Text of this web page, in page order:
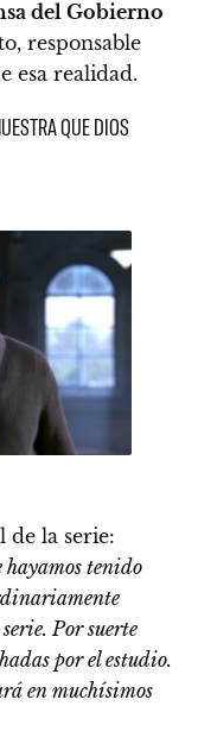
del Gobierno
responsable
esa realidad.
QUE DIOS
de la serie:
hayamos tenido
Por suerte
por el estudio.
en muchísimos